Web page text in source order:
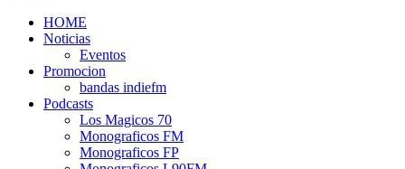
HOME
Noticias
Eventos
Promocion
bandas indiefm
Podcasts
Los Magicos 70
Monograficos FM
Monograficos FP